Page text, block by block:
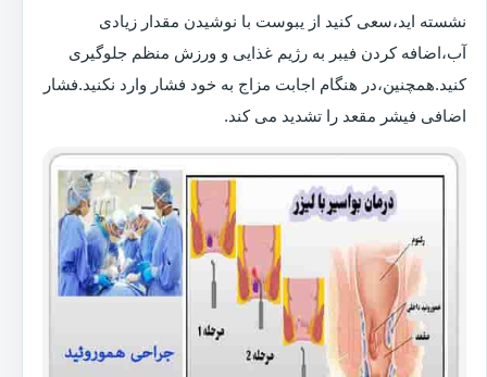
نشسته اید،سعی کنید از یبوست با نوشیدن مقدار زیادی
آب،اضافه کردن فیبر به رژیم غذایی و ورزش منظم جلوگیری
کنید.همچنین،در هنگام اجابت مزاج به خود فشار وارد نکنید.فشار
اضافی فیشر مقعد را تشدید می کند.